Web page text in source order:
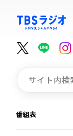
番組表